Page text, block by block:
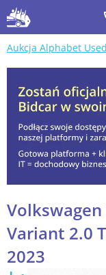
Aukcja Alphabet
Volkswagen
Variant 2.0
2023